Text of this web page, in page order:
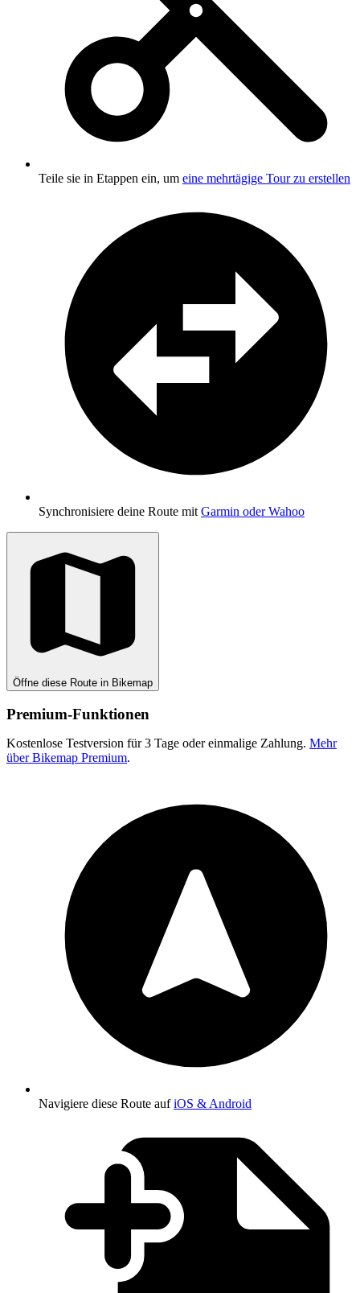
Teile sie in Etappen ein, um eine mehrtägige Tour zu erstellen
Synchronisiere deine Route mit Garmin oder Wahoo
Öffne diese Route in Bikemap
Premium-Funktionen
Kostenlose Testversion für 3 Tage oder einmalige Zahlung. Mehr
über Bikemap Premium.
Navigiere diese Route aufiOS & Android